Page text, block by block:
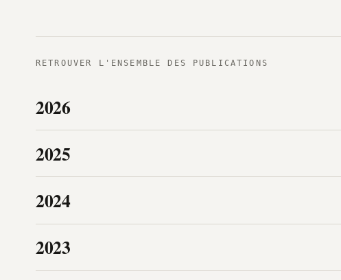
RETROUVER L'ENSEMBLE DES PUBLICATIONS
2026
2025
2024
2023